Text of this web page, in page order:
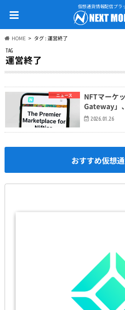
仮想通貨情報配信プラ
HOME タグ : 運営終了
TAG
運営終了
ニュース
NFTマーケ
Gateway」
2026.01.26
おすすめ仮想